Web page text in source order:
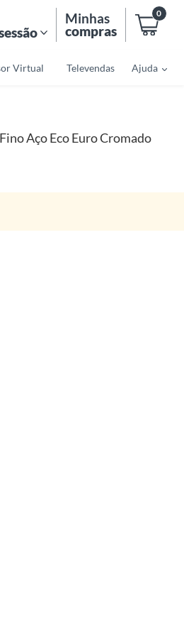
Minhas
compras
0
Virtual Televendas Ajuda
Aço Eco Euro Cromado